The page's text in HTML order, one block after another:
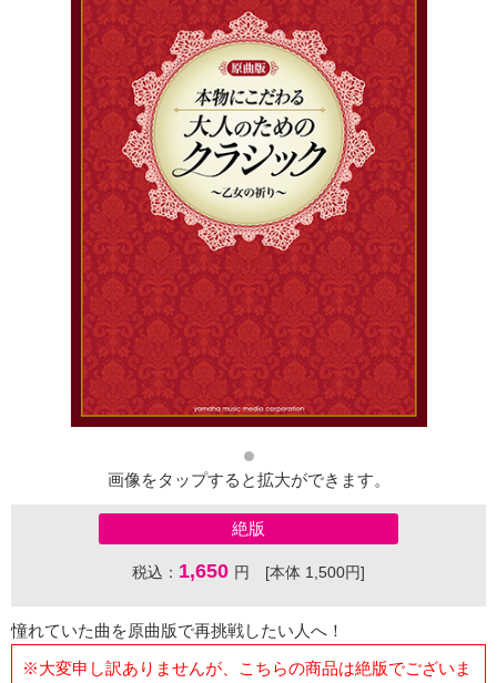
画像をタップすると拡大ができます。
絶版
税込： 1,650 円 [本体 1,500円]
憧れていた曲を原曲版で再挑戦したい人へ！
※大変申し訳ありませんが、こちらの商品は絶版でございま